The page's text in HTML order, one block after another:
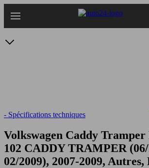
au
- Spécifications techniques
Volkswagen Caddy Tramper
102 CADDY TRAMPER (06/
02/2009), 2007-2009, Autres,